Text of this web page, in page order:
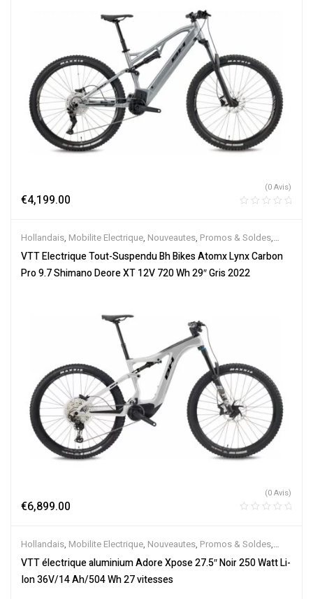
€4,199.00
(0 Avis)
Hollandais, Mobilite Electrique, Nouveautes, Promos & Soldes,
Tout-Suspendus,Vélo électrique ville,Velos Electriques,VTT
Électriques
VTT Electrique Tout-Suspendu Bh Bikes Atomx Lynx Carbon
Pro 9.7 Shimano Deore XT 12V 720 Wh 29″ Gris 2022
€6,899.00
(0 Avis)
Hollandais, Mobilite Electrique, Nouveautes, Promos & Soldes,
Tout-Suspendus ,Vélo électrique ville,Velos Electriques,VTT
Électriques
VTT électrique aluminium Adore Xpose 27.5″ Noir 250 Watt Li-
Ion 36V/14 Ah/504 Wh 27 vitesses